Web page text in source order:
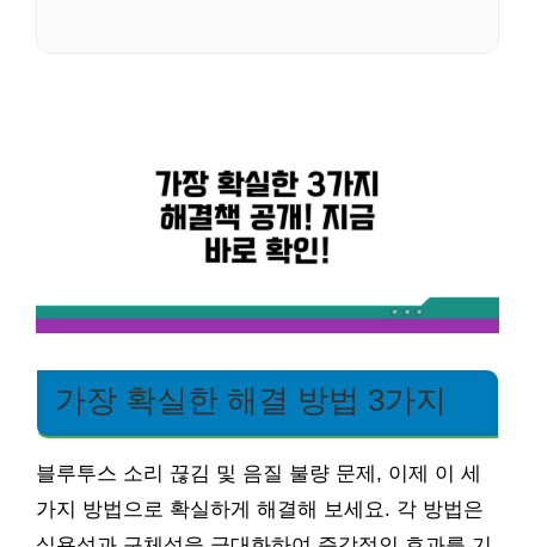
가장 확실한 해결 방법 3가지
블루투스 소리 끊김 및 음질 불량 문제, 이제 이 세
가지 방법으로 확실하게 해결해 보세요. 각 방법은